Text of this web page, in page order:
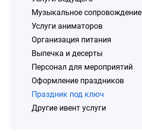
Музыкальное сопровождение
Услуги аниматоров
Организация питания
Выпечка и десерты
Персонал для мероприятий
Оформление праздников
Праздник под ключ
Другие ивент услуги